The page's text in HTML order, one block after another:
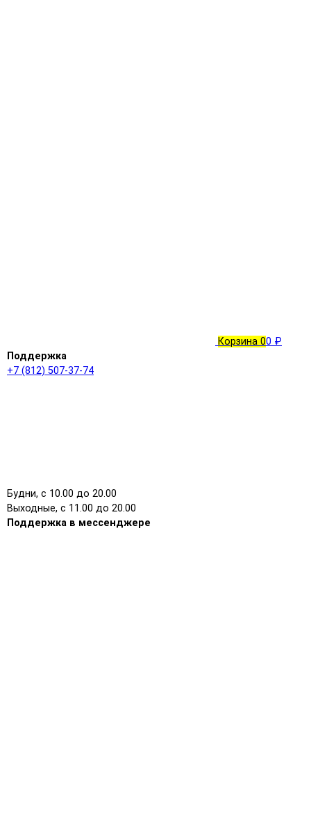
Корзина 00 ₽
Поддержка
+7 (812) 507-37-74
Будни, с 10.00 до 20.00
Выходные, с 11.00 до 20.00
Поддержка в мессенджере